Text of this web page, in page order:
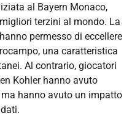
al Bayern Monaco,
terzini al mondo. La
permesso di eccellere
una caratteristica
Al contrario, giocatori
Kohler hanno avuto
hanno avuto un impatto